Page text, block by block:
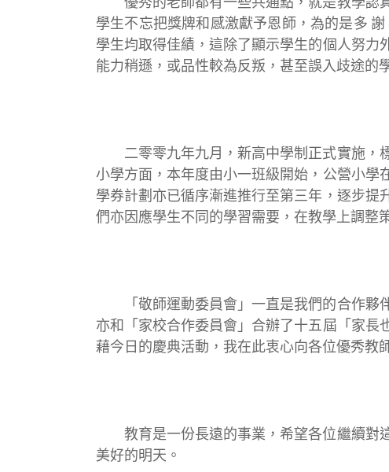
學生不忘把獎牌和感激獻予恩師，為的是多
學生均取得佳績，這除了顯示學生的個人努
能力稍遜，或品性較為反叛，甚至誤入歧途的
二零零九年九月，新高中學制正式實施，
小學方面，本年度由小一班級開始，公營小學
學券計劃亦已循序漸進推行至第三年，逐步
們亦因應學生不同的學習需要，在教學上調整
「敬師運動委員會」一直是我們的合作
亦和「家校合作委員會」合辦了十五屆「家長
藉今日的慶典活動，我在此衷心向各位優秀教
教育是一份長遠的事業，希望各位繼續對
美好的明天。